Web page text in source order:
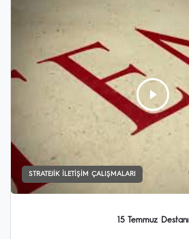
STRATEJIK İLETIŞIM ÇALIŞMALARI
15 Temmuz Destanı